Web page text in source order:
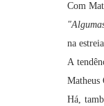
Com
na
A
Matheus
Há,